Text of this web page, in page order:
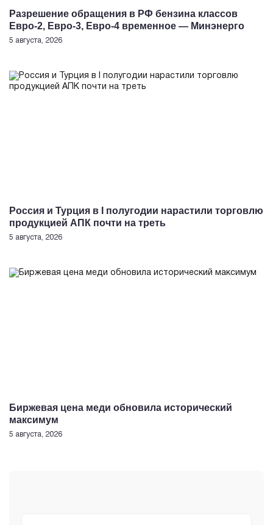
Разрешение обращения в РФ бензина классов
Евро-2, Евро-3, Евро-4 временное — Минэнерго
5 августа, 2026
Россия и Турция в I полугодии нарастили торговлю
продукцией АПК почти на треть
5 августа, 2026
Биржевая цена меди обновила исторический
максимум
5 августа, 2026